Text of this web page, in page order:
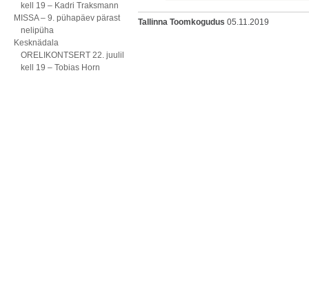
kell 19 – Kadri Traksmann
MISSA – 9. pühapäev pärast
nelipüha
Kesknädala
ORELIKONTSERT 22. juulil
kell 19 – Tobias Horn
Tallinna Toomkogudus 05.11.2019